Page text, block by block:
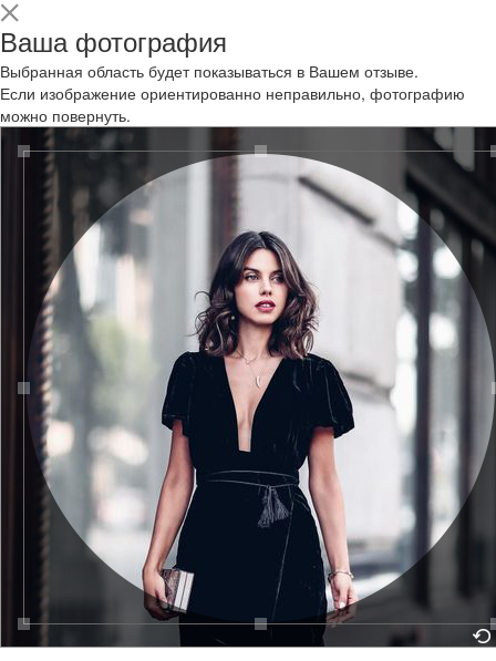
Ваша фотография
Выбранная область будет показываться в Вашем отзыве.
Если изображение ориентированно неправильно, фотографию
можно повернуть.